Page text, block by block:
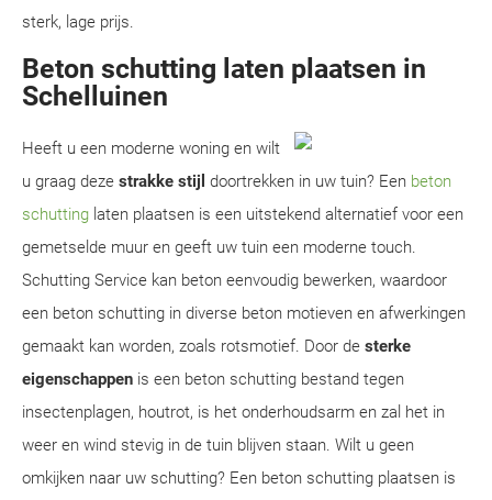
sterk, lage prijs.
Beton schutting laten plaatsen in
Schelluinen
Heeft u een moderne woning en wilt
u graag deze strakke stijl doortrekken in uw tuin? Een beton
schutting laten plaatsen is een uitstekend alternatief voor een
gemetselde muur en geeft uw tuin een moderne touch.
Schutting Service kan beton eenvoudig bewerken, waardoor
een beton schutting in diverse beton motieven en afwerkingen
gemaakt kan worden, zoals rotsmotief. Door de sterke
eigenschappen is een beton schutting bestand tegen
insectenplagen, houtrot, is het onderhoudsarm en zal het in
weer en wind stevig in de tuin blijven staan. Wilt u geen
omkijken naar uw schutting? Een beton schutting plaatsen is